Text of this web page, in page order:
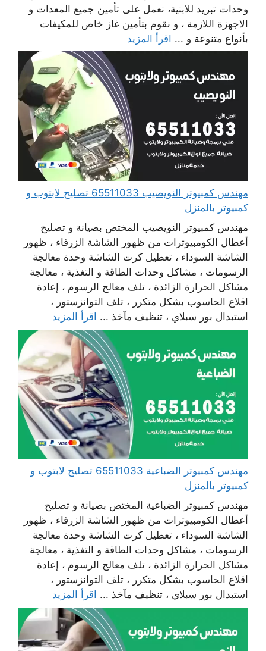
وحدات تبريد للابنية، نعمل على تأمين جميع المعدات و
الاجهزة اللازمة ، و نقوم بتأمين غاز خاص للمكيفات
بأنواع متنوعة و ... اقرأ المزيد
مهندس كمبيوتر النويصيب 65511033 تصليح لابتوب و
كمبيوتر بالمنزل
مهندس كمبيوتر النويصيب المختص بصيانة و تصليح
أعطال الكومبيوترات من ظهور الشاشة الزرقاء ، ظهور
الشاشة السوداء ، تعطيل كرت الشاشة وحدة معالجة
الرسومات ، مشاكل وحدات الطاقة و التغذية ، معالجة
مشاكل الحرارة الزائدة ، تلف معالج الرسوم ، إعادة
اقلاع الحاسوب بشكل متكرر ، تلف التوانزستور ،
استبدال بور سبلاي ، تنظيف مآخذ ... اقرأ المزيد
مهندس كمبيوتر الضباعية 65511033 تصليح لابتوب و
كمبيوتر بالمنزل
مهندس كمبيوتر الضباعية المختص بصيانة و تصليح
أعطال الكومبيوترات من ظهور الشاشة الزرقاء ، ظهور
الشاشة السوداء ، تعطيل كرت الشاشة وحدة معالجة
الرسومات ، مشاكل وحدات الطاقة و التغذية ، معالجة
مشاكل الحرارة الزائدة ، تلف معالج الرسوم ، إعادة
اقلاع الحاسوب بشكل متكرر ، تلف التوانزستور ،
استبدال بور سبلاي ، تنظيف مآخذ ... اقرأ المزيد